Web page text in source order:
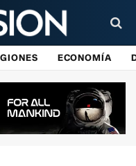
ECONOMÍA